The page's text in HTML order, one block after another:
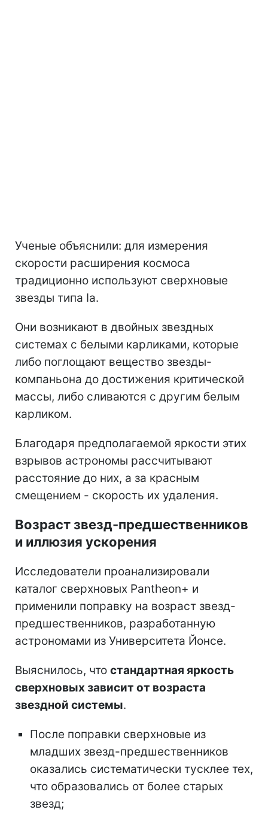
Ученые объяснили: для измерения
скорости расширения космоса
традиционно используют сверхновые
звезды типа Ia.
Они возникают в двойных звездных
системах с белыми карликами, которые
либо поглощают вещество звезды-
компаньона до достижения критической
массы, либо сливаются с другим белым
карликом.
Благодаря предполагаемой яркости этих
взрывов астрономы рассчитывают
расстояние до них, а за красным
смещением - скорость их удаления.
Возраст звезд-предшественников
и иллюзия ускорения
Исследователи проанализировали
каталог сверхновых Pantheon+ и
применили поправку на возраст звезд-
предшественников, разработанную
астрономами из Университета Йонсе.
Выяснилось, что стандартная яркость
сверхновых зависит от возраста
звездной системы.
После поправки сверхновые из
младших звезд-предшественников
оказались систематически тусклее тех,
что образовались от более старых
звезд;